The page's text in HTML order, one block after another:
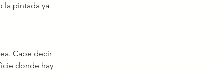
la pintada ya
Cabe decir
donde hay